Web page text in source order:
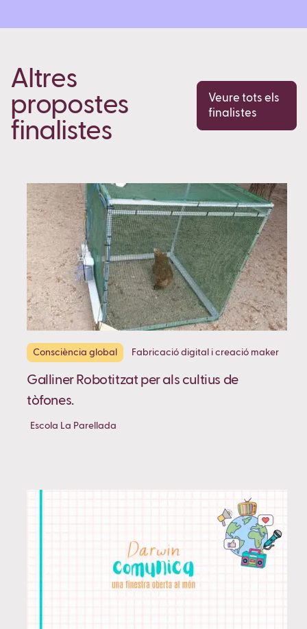
Altres
propostes
finalistes
Veure tots els
finalistes
Consciència global Fabricació digital i creació maker
Galliner Robotitzat per als cultius de
tòfones.
Escola La Parellada